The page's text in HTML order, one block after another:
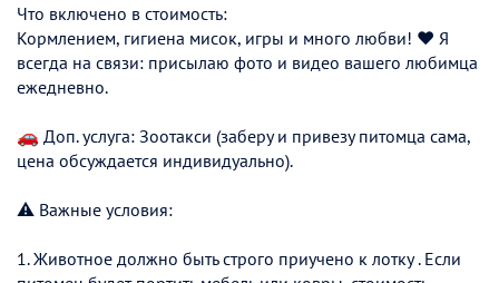
Что включено в стоимость:
Кормлением, гигиена мисок, игры и много любви! ❤️ Я
всегда на связи: присылаю фото и видео вашего любимца
ежедневно.
🚗 Доп. услуга: Зоотакси (заберу и привезу питомца сама,
цена обсуждается индивидуально).
⚠️ Важные условия:
1. Животное должно быть строго приучено к лотку . Если